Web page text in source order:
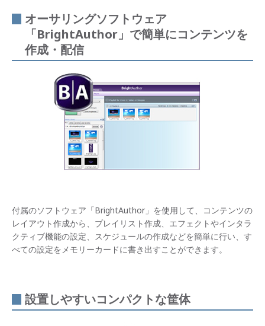
オーサリングソフトウェア
「BrightAuthor」で簡単にコンテンツを
作成・配信
付属のソフトウェア「BrightAuthor」を使用して、コンテンツの
レイアウト作成から、プレイリスト作成、エフェクトやインタラ
クティブ機能の設定、スケジュールの作成などを簡単に行い、す
べての設定をメモリーカードに書き出すことができます。
設置しやすいコンパクトな筐体